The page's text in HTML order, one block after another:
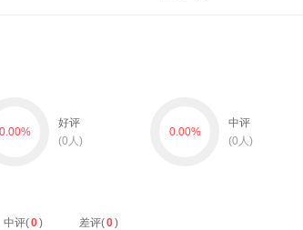
0.00%
好评
(0 人)
0.00%
中评
(0 人)
中评(0) 差评(0)